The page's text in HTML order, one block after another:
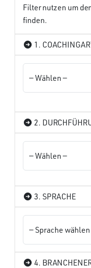
Filter nutzen um
finden.
1.
2.
3. SPRACHE
4.